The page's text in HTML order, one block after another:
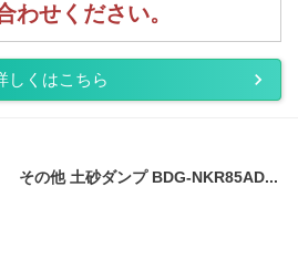
わせください。
しくはこちら
その他 土砂ダンプ BDG-NKR85AD...